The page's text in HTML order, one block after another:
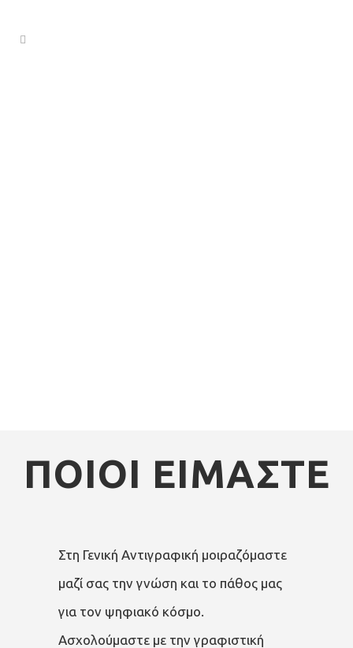
ΠΟΙΟΙ ΕΙΜΑΣΤΕ
Στη Γενική Αντιγραφική μοιραζόμαστε
μαζί σας την γνώση και το πάθος μας
για τον ψηφιακό κόσμο.
Ασχολούμαστε με την γραφιστική